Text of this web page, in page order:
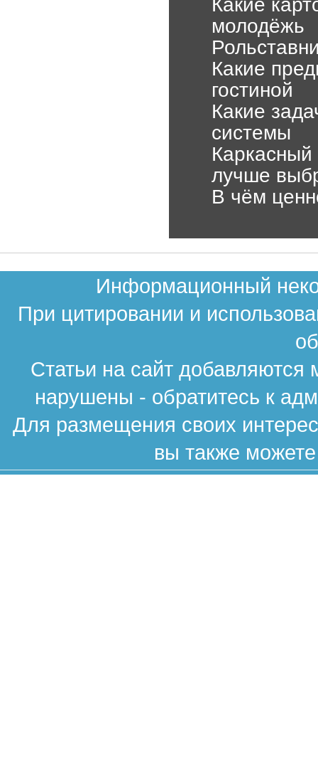
молодёжь
Какие
гостиной
Какие
системы
Каркасный
лучше
В чём
Информационный
При цитировании и
Статьи на сайт
нарушены - обратитесь к
Для размещения своих
вы также